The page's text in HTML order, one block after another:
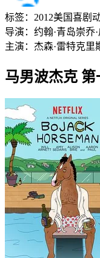
标签： 2012美国喜剧
导演： 约翰·青岛崇乔
主演： 杰森·雷特克里
马男波杰克 第